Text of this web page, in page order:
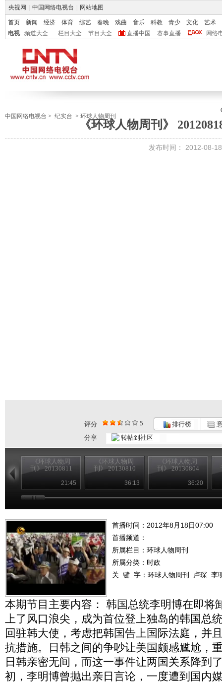
央视网 中国网络电视台 网站地图
首页 新闻 经济 体育 综艺 春晚 戏曲 音乐 科教 青少 文化
艺术
电视
频道大全 栏目大全 节目大全 直播中国 赛事直播 网络
中国网络电视台 > 纪实台 > 环球人物周刊
《环球人物周刊》
发布时间： 2012-08-
评分 5 排行榜
分享
转帖到社区
《环球人物周
刊》 20130811
21:45
《环球人物周
刊》 20130810
36:13
《环球人物周
刊》 20130804
36:20
首播时间：2012年8月18日07:00
首播频道：
所属栏目： 环球人物周刊
所属分类：时政
关 键 字： 环球人物周刊 卢琛 李
本期节目主要内容： 韩国总统李明博在即将
上了风口浪尖，成为首位登上独岛的韩国总
回驻韩大使，考虑把韩国告上国际法庭，并
抗措施。日韩之间的争吵让美国颇感尴尬，
日韩亲密无间，而这一事件让两国关系降到
初，李明博曾抛出亲日言论，一度遭到国内